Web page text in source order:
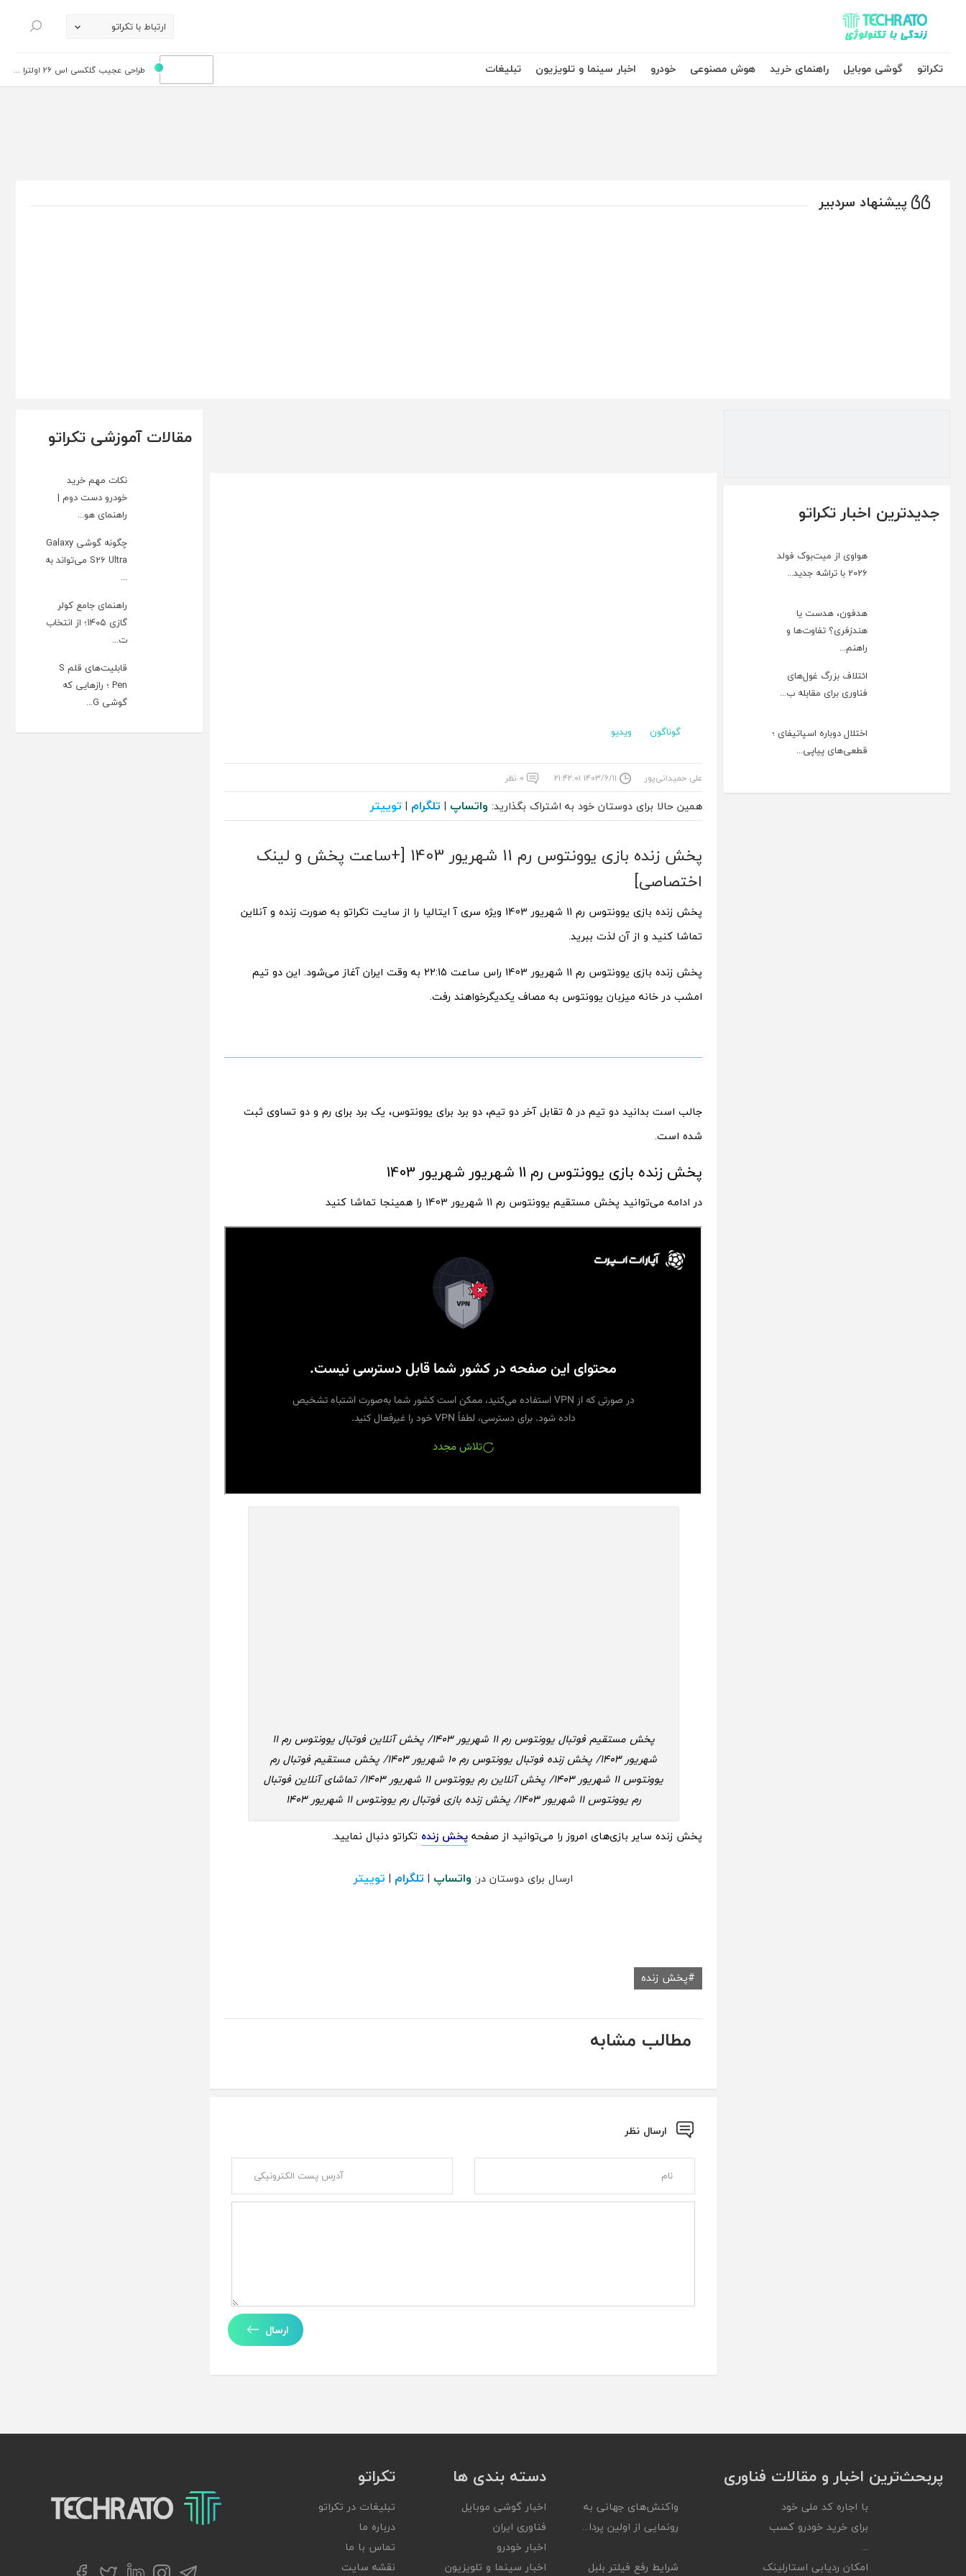
تکراتو – زندگی با تکنولوژی ارتباط با تکراتو
جستجو
تکراتو
گوشی موبایل راهنمای خرید هوش مصنوعی خودرو اخبار سینما و تلویزیون تبلیغات طراحی عجیب گلکسی اس 26 اولترا ...
پیشنهاد سردبیر
جدیدترین اخبار تکراتو
هواوی از میت‌بوک فولد
2026 با تراشه جدید...
هدفون، هدست یا
هندزفری؟ تفاوت‌ها و
راهنم...
ائتلاف بزرگ غول‌های
فناوری برای مقابله ب...
اختلال دوباره اسپاتیفای ؛
قطعی‌های پیاپی...
گوناگون ویدیو
علی حمیدانی‌پور ۱۴۰۳/۶/۱۱ ۲۱:۴۲:۰۱ ۰ نظر
همین حالا برای دوستان خود به اشتراک بگذارید: واتساپ | تلگرام | توییتر
پخش زنده بازی یوونتوس رم 11 شهریور 1403 [+ساعت پخش و لینک
اختصاصی]
پخش زنده بازی یوونتوس رم 11 شهریور 1403 ویژه سری آ ایتالیا را از سایت تکراتو به صورت زنده و آنلاین
تماشا کنید و از آن لذت ببرید.
پخش زنده بازی یوونتوس رم 11 شهریور 1403 راس ساعت 22:15 به وقت ایران آغاز می‌شود. این دو تیم
امشب در خانه میزبان یوونتوس به مصاف یکدیگرخواهند رفت.
جالب است بدانید دو تیم در 5 تقابل آخر دو تیم، دو برد برای یوونتوس، یک برد برای رم و دو تساوی ثبت
شده است.
پخش زنده بازی یوونتوس رم 11 شهریور شهریور 1403
در ادامه می‌توانید پخش مستقیم یوونتوس رم 11 شهریور 1403 را همینجا تماشا کنید
پخش مستقیم فوتبال یوونتوس رم 11 شهریور 1403/ پخش آنلاین فوتبال یوونتوس رم 11
شهریور 1403/ پخش زنده فوتبال یوونتوس رم 10 شهریور 1403/ پخش مستقیم فوتبال رم
یوونتوس 11 شهریور 1403/ پخش آنلاین رم یوونتوس 11 شهریور 1403/ تماشای آنلاین فوتبال
رم یوونتوس 11 شهریور 1403/ پخش زنده بازی فوتبال رم یوونتوس 11 شهریور 1403
پخش زنده سایر بازی‌های امروز را می‌توانید از صفحه پخش زنده تکراتو دنبال نمایید.
ارسال برای دوستان در: واتساپ | تلگرام | توییتر
پخش زنده
مطالب مشابه
ارسال نظر
ارسال
مقالات آموزشی تکراتو
نکات مهم خرید
خودرو دست دوم |
راهنمای هو...
چگونه گوشی Galaxy
S26 Ultra می‌تواند به
...
راهنمای جامع کولر
گازی ۱۴۰۵؛ از انتخاب
ت...
قابلیت‌های قلم S
Pen ؛ رازهایی که
گوشی G...
پربحث‌ترین اخبار و مقالات فناوری
با اجاره کد ملی خود
برای خرید خودرو کسب
...
واکنش‌های جهانی به
رونمایی از اولین پردا...
امکان ردیابی استارلینک شرایط رفع فیلتر بلبل
دسته بندی ها
اخبار گوشی موبایل
فناوری ایران
اخبار خودرو
اخبار سینما و تلویزیون
تکراتو
تبلیغات در تکراتو
درباره ما
تماس با ما
نقشه سایت
تکراتو – زندگی با تکنولوژی
تلگراماینستاگرام
لینکداینتوییترفیسبوک